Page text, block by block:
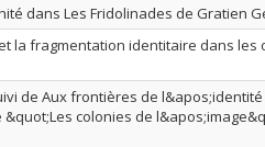
dans Les Fridolinades de Gratien
la fragmentation identitaire dans les
de Aux frontières de
colonies de